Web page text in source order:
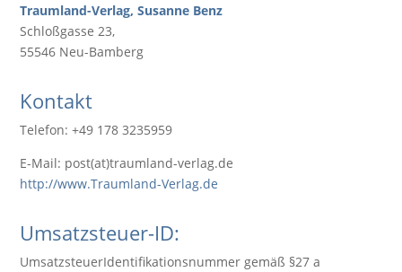
Traumland-Verlag, Susanne Benz
Schloßgasse 23,
55546 Neu-Bamberg
Kontakt
Telefon: +49 178 3235959
E-Mail: post(at)traumland-verlag.de
http://www.Traumland-Verlag.de
Umsatzsteuer-ID:
UmsatzsteuerIdentifikationsnummer gemäß §27 a